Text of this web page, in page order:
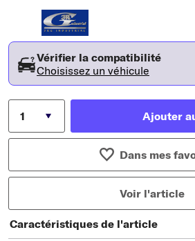
Vérifier la compatibilité
Choisissez un véhicule
Ajouter
Dans mes
Voir l'article
Caractéristiques de l'article